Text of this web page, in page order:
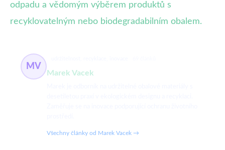
odpadu a vědomým výběrem produktů s
recyklovatelným nebo biodegradabilním obalem.
MV
Marek Vacek
Všechny články od Marek Vacek →